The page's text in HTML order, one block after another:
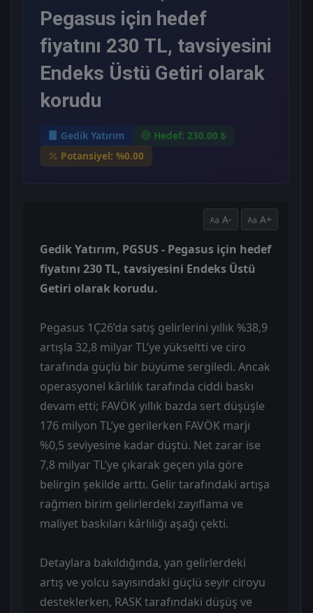
Pegasus için hedef
fiyatını 230 TL, tavsiyesini
Endeks Üstü Getiri olarak
korudu
Gedik Yatırım
Hedef: 230.00 ₺
Potansiyel: %0.00
A- A+
Gedik Yatırım, PGSUS - Pegasus için hedef
fiyatını 230 TL, tavsiyesini Endeks Üstü
Getiri olarak korudu.
Pegasus 1Ç26’da satış gelirlerini yıllık %38,9
artışla 32,8 milyar TL’ye yükseltti ve ciro
tarafında güçlü bir büyüme sergiledi. Ancak
operasyonel kârlılık tarafında ciddi baskı
devam etti; FAVÖK yıllık bazda sert düşüşle
176 milyon TL’ye gerilerken FAVÖK marjı
%0,5 seviyesine kadar düştü. Net zarar ise
7,8 milyar TL’ye çıkarak geçen yıla göre
belirgin şekilde arttı. Gelir tarafındaki artışa
rağmen birim gelirlerdeki zayıflama ve
maliyet baskıları kârlılığı aşağı çekti.
Detaylara bakıldığında, yan gelirlerdeki
artış ve yolcu sayısındaki güçlü seyir ciroyu
desteklerken, RASK tarafındaki düşüş ve